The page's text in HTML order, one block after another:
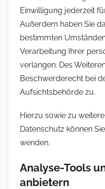
Einwilligung jederzeit
Außerdem haben Sie
bestimmten
Verarbeitung Ihrer
verlangen. Des
Beschwerderecht bei
Aufsichtsbehörde zu.
Hierzu sowie zu
Datenschutz können
wenden.
Analyse-Tools
anbietern